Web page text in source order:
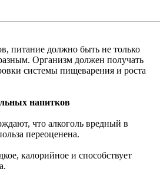
питание должно быть не только
Организм должен получать
системы пищеварения и роста
напитков
что алкоголь вредный в
переоценена.
калорийное и способствует